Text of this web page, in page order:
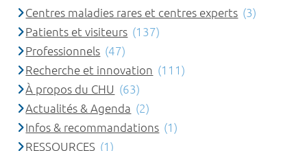
Centres maladies rares et centres experts (3)
Patients et visiteurs (137)
Professionnels (47)
Recherche et innovation (111)
À propos du CHU (63)
Actualités & Agenda (2)
Infos & recommandations (1)
RESSOURCES (1)